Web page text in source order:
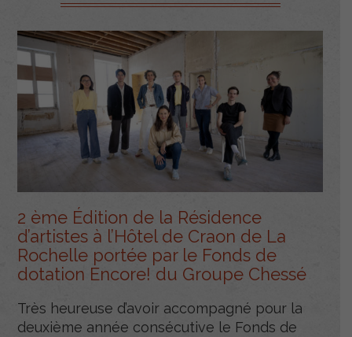
2 ème Édition de la Résidence
d’artistes à l’Hôtel de Craon de La
Rochelle portée par le Fonds de
dotation Encore! du Groupe Chessé
Très heureuse d’avoir accompagné pour la
deuxième année consécutive le Fonds de